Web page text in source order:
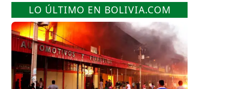
LO ÚLTIMO EN BOLIVIA.COM